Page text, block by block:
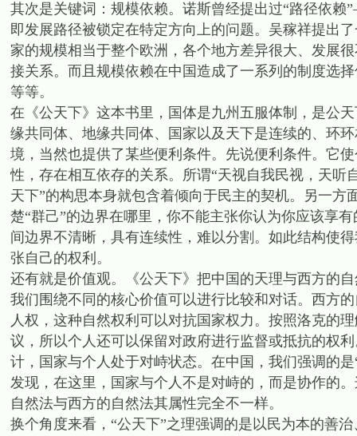
其次是关键词：规模依赖。诺斯曾经提出过“路径依
即发展路径被锁定在特定方向上的问题。吴稼祥提出
家的规模相当于整个欧洲，各个地方差异很大、发展
接关系。而且规模依赖在中国造成了一系列的制度选
等等。
在《公天下》这本书里，国体是九州五服体制，是公
缘共同体、地缘共同体、国家以及天下是连续的、环
境，当然也提供了某些便利条件。先说便利条件。它
性，存在相互依存的关系。所谓“天视自我民视，天听
天下”的构思本身就包含着倾向于民主的契机。另一
楚“群己”的边界在哪里，你不能主张你认为你应该享
间边界不清晰，具有连续性，难以分割。如此结构使
张自己的权利。
还有就是价值观。《公天下》把中国的天理与西方的
我们围绕不同的核心价值可以进行比较和对话。西方
人权，这种自然权利可以对抗国家权力。按照洛克的
议，所以个人还可以保留对政府进行监督或抵抗的权
计，国家与个人处于对峙状态。在中国，我们强调的
发现，在这里，国家与个人不是对峙的，而是协作的
自然法与西方的自然法其属性完全不一样。
换个角度来看，“公天下”之理强调的是以民为本的善